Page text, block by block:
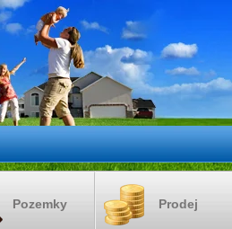
Pozemky Prodej